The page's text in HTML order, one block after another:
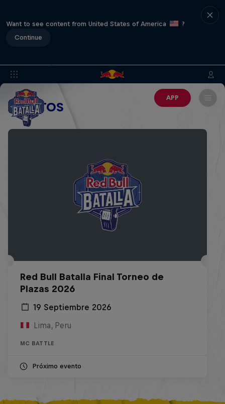
Want to see content from United States of America
?
Continue
APP
EVENTOS
Red Bull Batalla Final Torneo de
Plazas 2026
19 Septiembre 2026
Lima, Peru
MC BATTLE
Próximo evento